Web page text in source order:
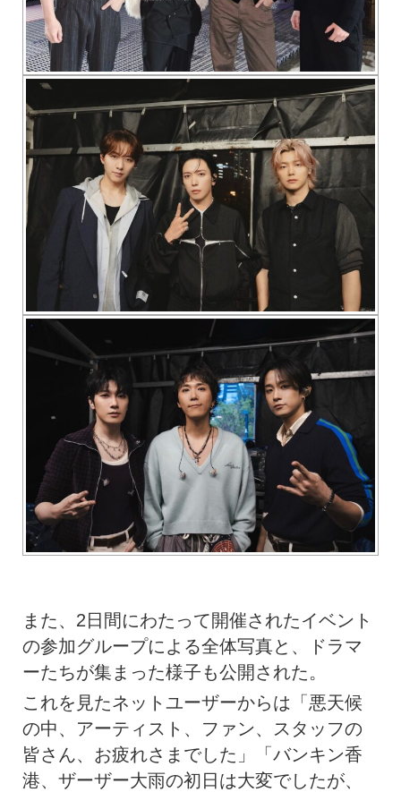
また、2日間にわたって開催されたイベント
の参加グループによる全体写真と、ドラマ
ーたちが集まった様子も公開された。
これを見たネットユーザーからは「悪天候
の中、アーティスト、ファン、スタッフの
皆さん、お疲れさまでした」「バンキン香
港、ザーザー大雨の初日は大変でしたが、